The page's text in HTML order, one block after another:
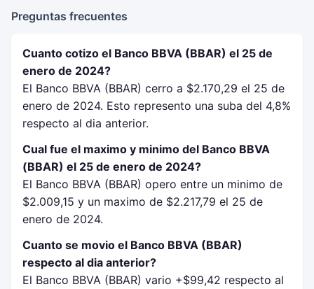
Preguntas frecuentes
Cuanto cotizo el Banco BBVA (BBAR) el 25 de
enero de 2024?
El Banco BBVA (BBAR) cerro a $2.170,29 el 25 de
enero de 2024. Esto represento una suba del 4,8%
respecto al dia anterior.
Cual fue el maximo y minimo del Banco BBVA
(BBAR) el 25 de enero de 2024?
El Banco BBVA (BBAR) opero entre un minimo de
$2.009,15 y un maximo de $2.217,79 el 25 de
enero de 2024.
Cuanto se movio el Banco BBVA (BBAR)
respecto al dia anterior?
El Banco BBVA (BBAR) vario +$99,42 respecto al